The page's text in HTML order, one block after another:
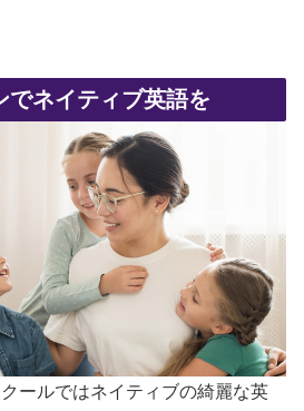
でネイティブ英語を
ールではネイティブの綺麗な英